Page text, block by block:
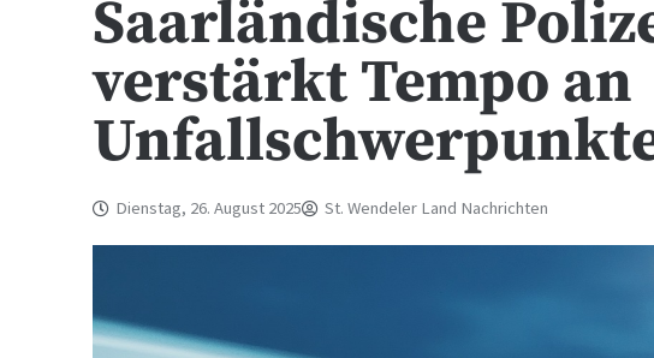
Saarländische
verstärkt Tempo an
Dienstag, 26. August 2025 St. Wendeler Land Nachrichten